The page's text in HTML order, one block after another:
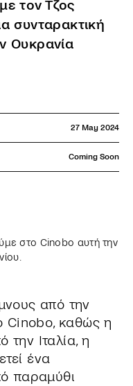
τον Τζος
συνταρακτική
Ουκρανία
27 May 2024
Coming Soon
στο Cinobo αυτή την
από την
Cinobo, καθώς η
Ιταλία, η
ένα
παραμύθι